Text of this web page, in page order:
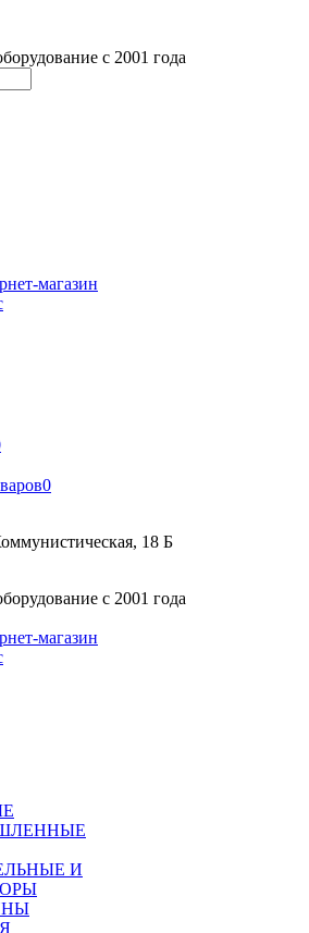
с 2001 года
магазин
0
18 Б
с 2001 года
магазин
И